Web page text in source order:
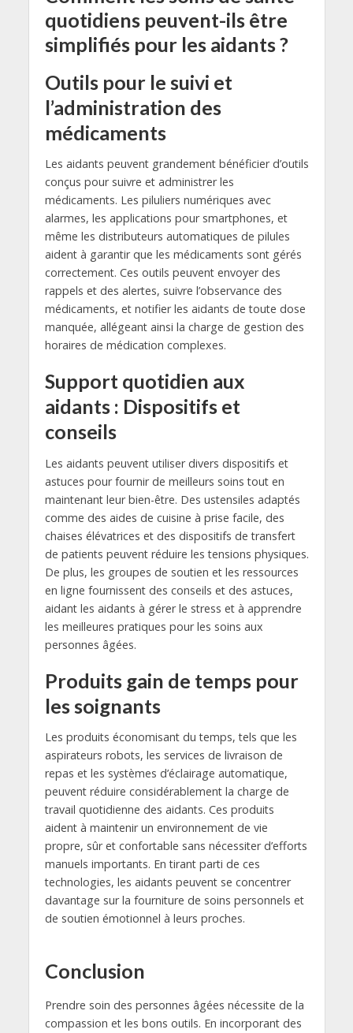
quotidiens peuvent-ils être
simplifiés pour les aidants ?
Outils pour le suivi et
l’administration des
médicaments
Les aidants peuvent grandement bénéficier d’outils
conçus pour suivre et administrer les
médicaments. Les piluliers numériques avec
alarmes, les applications pour smartphones, et
même les distributeurs automatiques de pilules
aident à garantir que les médicaments sont gérés
correctement. Ces outils peuvent envoyer des
rappels et des alertes, suivre l’observance des
médicaments, et notifier les aidants de toute dose
manquée, allégeant ainsi la charge de gestion des
horaires de médication complexes.
Support quotidien aux
aidants : Dispositifs et
conseils
Les aidants peuvent utiliser divers dispositifs et
astuces pour fournir de meilleurs soins tout en
maintenant leur bien-être. Des ustensiles adaptés
comme des aides de cuisine à prise facile, des
chaises élévatrices et des dispositifs de transfert
de patients peuvent réduire les tensions physiques.
De plus, les groupes de soutien et les ressources
en ligne fournissent des conseils et des astuces,
aidant les aidants à gérer le stress et à apprendre
les meilleures pratiques pour les soins aux
personnes âgées.
Produits gain de temps pour
les soignants
Les produits économisant du temps, tels que les
aspirateurs robots, les services de livraison de
repas et les systèmes d’éclairage automatique,
peuvent réduire considérablement la charge de
travail quotidienne des aidants. Ces produits
aident à maintenir un environnement de vie
propre, sûr et confortable sans nécessiter d’efforts
manuels importants. En tirant parti de ces
technologies, les aidants peuvent se concentrer
davantage sur la fourniture de soins personnels et
de soutien émotionnel à leurs proches.
Conclusion
Prendre soin des personnes âgées nécessite de la
compassion et les bons outils. En incorporant des